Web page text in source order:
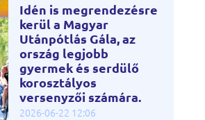
Idén is megrendezésre
kerül a Magyar
Utánpótlás Gála, az
ország legjobb
gyermek és serdülő
korosztályos
versenyzői számára.
2026-06-22 12:06